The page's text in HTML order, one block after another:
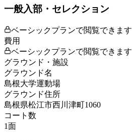
一般入部・セレクション
ベーシックプランで閲覧できます
費用
ベーシックプランで閲覧できます
グラウンド・施設
グラウンド名
島根大学運動場
グラウンド住所
島根県松江市西川津町1060
コート数
1面